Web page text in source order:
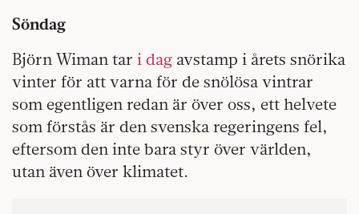
Söndag
Björn Wiman tar i dag avstamp i årets snörika
vinter för att varna för de snölösa vintrar
som egentligen redan är över oss, ett helvete
som förstås är den svenska regeringens fel,
eftersom den inte bara styr över världen,
utan även över klimatet.